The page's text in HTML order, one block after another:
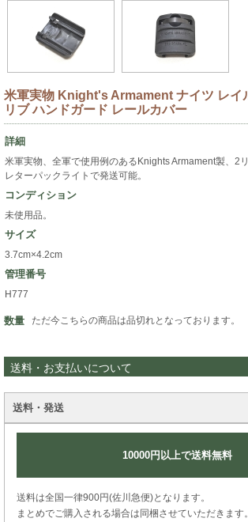
米軍実物 Knight's Armament ナイツ レイ
リブ ハンドガード レールカバー
詳細
米軍実物、全軍で使用例のあるKnights Armament製、2
レターパックライトで発送可能。
コンディション
未使用品。
サイズ
3.7cm×4.2cm
管理番号
H777
数量 ただ今こちらの商品は品切れとなっております。
送料・お支払いについて
送料・発送
10000円以上で送料無料
送料は全国一律900円(佐川急便)となります。
まとめでご購入される場合は同梱させていただきます。